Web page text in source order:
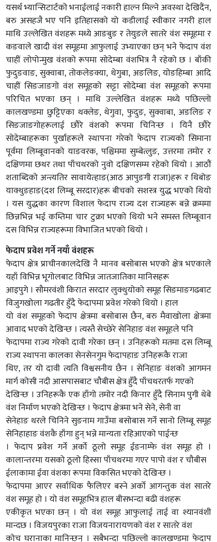
यसर्थ भ्यान्सिटार्टको भनाईलाई नकारी हाल्न मिल्ने अवस्था देखिदैंन,
बरु असहजै भए पनि इतिहासको यो कडीलाई स्वीकार नगरी हाल
माथि उल्लेखित वंशहरू मध्ये आङबुङ र तेयुङले सातरे वंश समूहमा र
कङवाले खादी वंश समूहमा आफुलाई उभ्याएका छन् भने फेदाप वंश
चाहीं लोपोन्मुख वंशको रूपमा सोदेम्बा वंशभित्र नै रहेको छ । बाँकी
फुदुङवाङ, सुक्वाबा, तोकलेङक्या, थेगुबा, अङलिङ, योङहिम्बा आदि
चाहीं सिङजाङगो वंश समूहको सट्टा सोदेम्बा वंश समूहको रूपमा
परिचित भएका छन् । माथि उल्लेखित वंशहरू मध्ये पछिल्लो
कालखण्डमा छुट्टिएका थक्लेङ, थेगुवा, फुदुङ, सुक्वाबा, अङलिङ र
सिङजाङगोहरूलाई छौरे वंशको रूपमा चिनिन्छ । यिनै छौरे
सोदेम्बाहरूका पुर्खाहरूले स्थापना गरेको फेदाप राज्यको सिमाना
पूर्वमा लिम्बूवानको याङवरक, पश्चिममा सुम्बेत्लुङ, उत्तरमा तमोर र
दक्षिणमा छथर तथा पाँचथरको नुवो दक्षिणसम्म रहेको थियो । आठौं
शताब्दिको अन्त्यतिर सावायेत्हाङ(आठ आपुङगी राजा)हरू र थिबोङ
याक्थुङहाङ(दश लिम्बू सरदार)हरू बीचको सशस्त्र युद्ध भएको थियो
। यस युद्धका कारण विशाल फेदाप राज्य दश राज्यहरू बन्ने क्रममा
छिन्नभिन्न भई कम्तिमा चार टुक्रा भएको थियो भने समस्त लिम्बूवान
दस विभिन्न राज्यहरूमा विभाजित भएको थियो ।
फेदाप प्रवेश गर्ने नयाँ वंशहरू
फेदाप क्षेत्र प्राचीनकालदेखि नै मानव बसोबास भएको क्षेत्र भएकाले
यहाँ विभिन्न भूगोलबाट विभिन्न जातजातिका मानिसहरू
आइपुगे । सौमरवंशी किरात सरदार लुक्थुयोको समूह सिङमाङगढबाट
विजुगखोला गढतीर हुँदै फेदापमा प्रवेश गरेको थियो । हाल
यो वंश समूहको फेदाप क्षेत्रमा बसोबास छैन, बरु मैवाखोला क्षेत्रमा
आवाद भएको देखिन्छ । त्यस्तै सेच्छेरे सेनिहाङ वंश समूहले पनि
फेदापमा राज्य गरेको दावी गरेका छन् । उनिहरूको मतमा दस लिम्बू
राज्य स्थापना कालका सेनसेनगुम फेदापहाङ उनिहरूकै राजा
थिए, तर यो दावी त्यति विश्वसनीय छैन । सेनिहाङ वंशको आगमन
मार्ग कोसी नदी आसपासबाट चौबीस क्षेत्र हुँदै पाँचथरतर्फ गएको
देखिन्छ । उनिहरूकै एक हाँगो तमोर नदी किनार हुँदै सिनाम पुगी थेबे
वंश निर्माण भएको देखिन्छ । फेदाप क्षेत्रमा भने सेने, सेनी वा
सेनेहाङ थरले चिनिने सुङनाम गाउँमा बसोबास गर्ने सानो लिम्बू समूह
सेनिहाहाङ वंशकै हाँगा हुन् भन्ने मान्यता रहिआएको पाईन्छ
। फेदाप प्रवेश गर्ने अर्काे ठूलो समूह ईङनाम्फे वंश समूह हो ।
कालान्तरमा यसको ठूलो हिस्सा पाँचथरमा गएर पापो वंश र चौबीस
ईलाकामा ईवा वंशका रूपमा विकसित भएको देखिन्छ ।
फेदापमा आएर सर्वाधिक फैलिएर बस्ने अर्को आगन्तुक वंश सातरे
वंश समूह हो । यो वंश समूहभित्र हाल बीसभन्दा बढी वंशहरू
एकीकृत भएका छन् । यो वंश समूह आफुलाई ताई वा श्यानवंशी
मान्दछ । विजयपुरका राजा विजयनारायणको वंश र सातरे वंश
कोच घरानाका मानिन्छन् । सबैभन्दा पछिल्लो कालखण्डमा फेदाप